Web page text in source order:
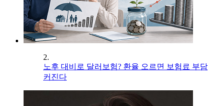
2.
노후 대비로 달러보험? 환율 오르면 보험료 부담
커진다